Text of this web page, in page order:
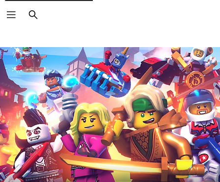
Pretraga